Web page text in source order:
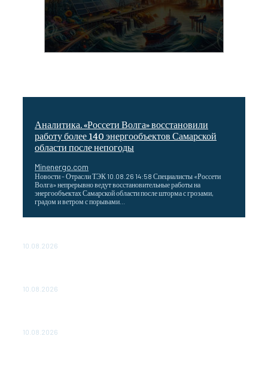
Аналитика. «Россети Волга» восстановили
работу более 140 энергообъектов Самарской
области после непогоды
Minenergo.com
Новости - Отрасли ТЭК 10.08.26 14:58 Специалисты «Россети
Волга» непрерывно ведут восстановительные работы на
энергообъектах Самарской области после шторма с грозами,
градом и ветром с порывами...
10.08.2026
10.08.2026
10.08.2026